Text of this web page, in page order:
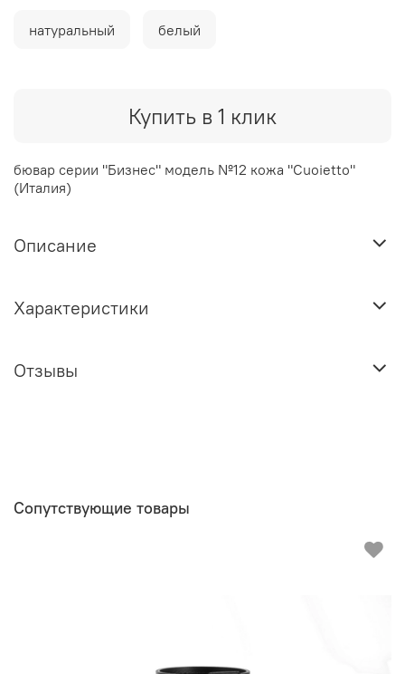
Купить в 1 клик
натуральный белый
бювар серии "Бизнес" модель №12 кожа "Cuoietto"
(Италия)
Описание
Характеристики
Отзывы
Сопутствующие товары